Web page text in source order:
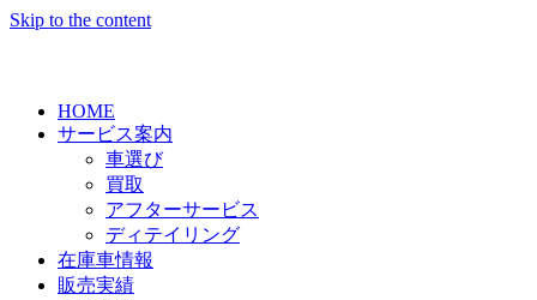
Skip to the content
HOME
サービス案内
車選び
買取
アフターサービス
ディテイリング
在庫車情報
販売実績